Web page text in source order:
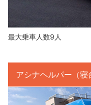
最大乗車人数9人
アシナヘルパー（寝